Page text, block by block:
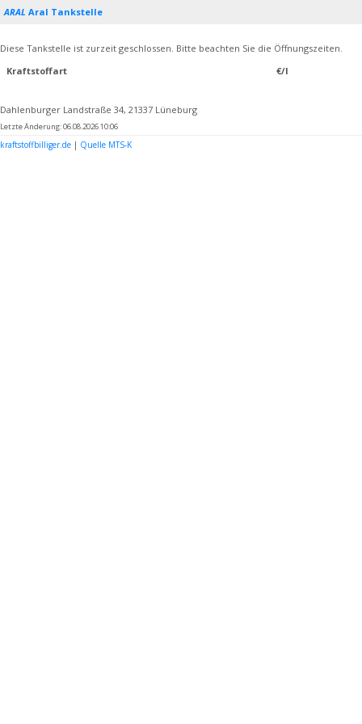
ARAL Aral Tankstelle
Diese Tankstelle ist zurzeit geschlossen. Bitte beachten Sie die Öffnungszeiten.
Kraftstoffart
€/l
Dahlenburger Landstraße 34, 21337 Lüneburg
Letzte Änderung: 06.08.2026 10:06
kraftstoffbilliger.de | Quelle MTS-K